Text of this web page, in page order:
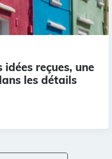
reçues, une
les détails